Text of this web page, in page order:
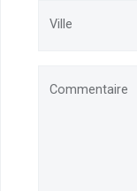
Ville
Commentaire